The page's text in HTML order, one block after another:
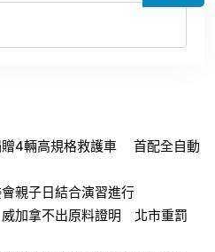
贈4輛高規格救護車 首配全自動
親子日結合演習進行
加拿不出原料證明 北市重罰